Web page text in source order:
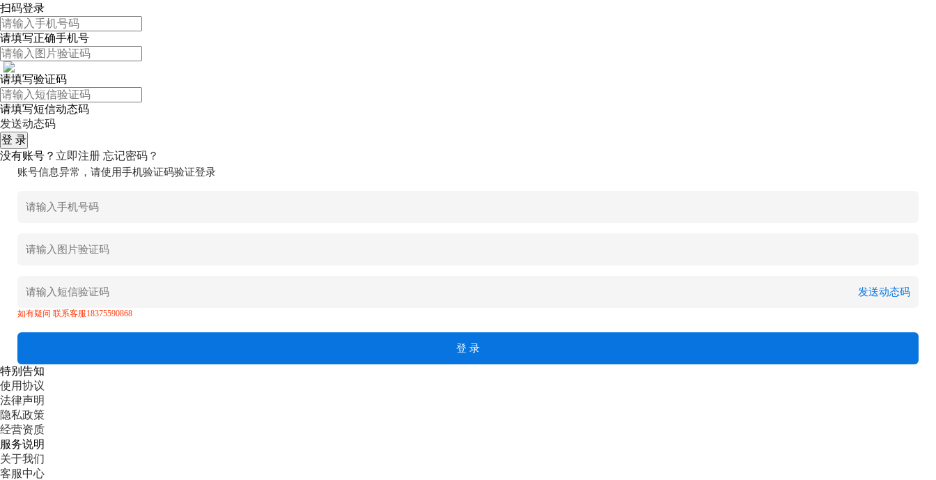
扫码登录
请填写正确手机号
请填写验证码
请填写短信动态码
发送动态码
没有账号？ 立即注册 忘记密码？
账号信息异常，请使用手机验证码验证登录
发送动态码
如有疑问 联系客服18375590868
特别告知
使用协议
法律声明
隐私政策
经营资质
服务说明
关于我们
客服中心